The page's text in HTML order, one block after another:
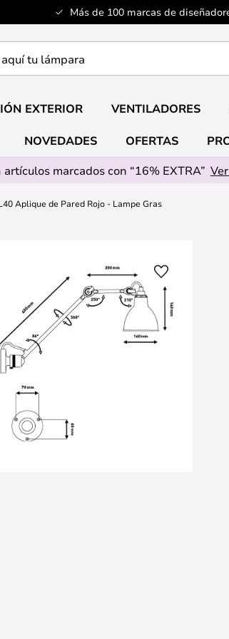
Más de 100 marcas de
EXTERIOR VENTILADORES
NOVEDADES OFERTAS
artículos marcados con “16% EXTRA”
Aplique de Pared Rojo - Lampe Gras